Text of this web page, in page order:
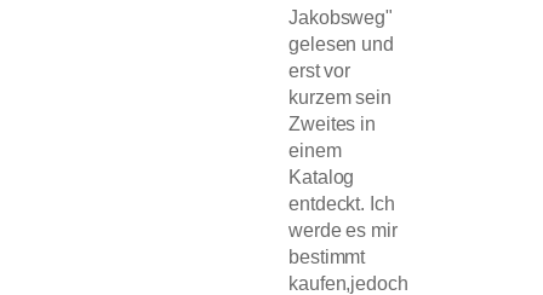
Jakobsweg"
gelesen und
erst vor
kurzem sein
Zweites in
einem
Katalog
entdeckt. Ich
werde es mir
bestimmt
kaufen,jedoch